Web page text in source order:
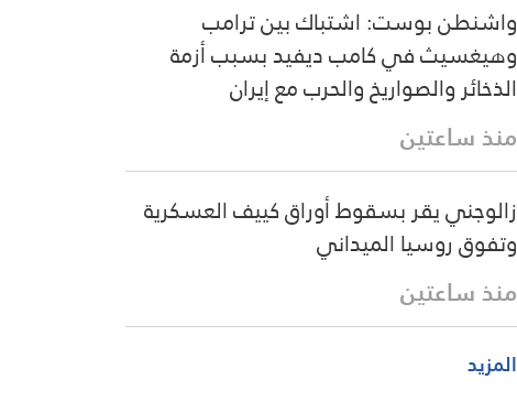
واشنطن بوست: اشتباك بين ترامب
وهيغسيث في كامب ديفيد بسبب أزمة
الذخائر والصواريخ والحرب مع إيران
منذ ساعتين
زالوجني يقر بسقوط أوراق كييف العسكرية
وتفوق روسيا الميداني
منذ ساعتين
المزيد